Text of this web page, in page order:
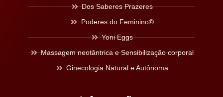
Dos Saberes Prazeres
Poderes do Feminino®
Yoni Eggs
Massagem neotântrica e Sensibilização corporal
Ginecologia Natural e Autônoma